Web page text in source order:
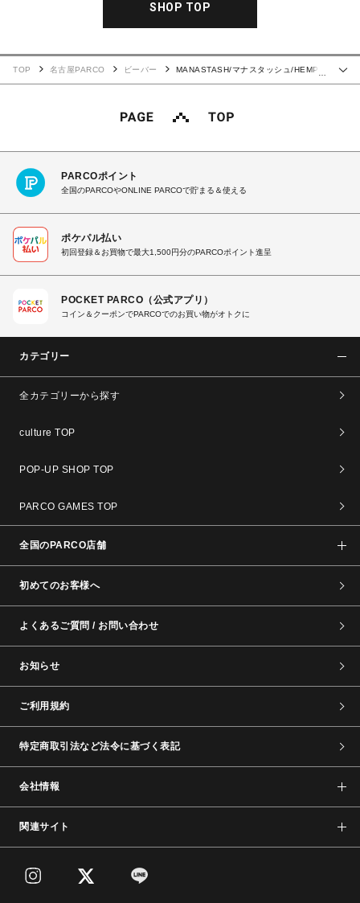
SHOP TOP
…
TOP 名古屋PARCO ビーバー
MANASTASH/マナスタッシュ/HEMP
PARCOポイント
全国のPARCOやONLINE PARCOで貯まる＆使える
ポケパル払い
初回登録＆お買物で最大1,500円分のPARCOポイント進呈
POCKET PARCO（公式アプリ）
コイン＆クーポンでPARCOでのお買い物がオトクに
カテゴリー
全カテゴリーから探す
culture TOP
POP-UP SHOP TOP
PARCO GAMES TOP
全国のPARCO店舗
初めてのお客様へ
よくあるご質問 / お問い合わせ
お知らせ
ご利用規約
特定商取引法など法令に基づく表記
会社情報
関連サイト